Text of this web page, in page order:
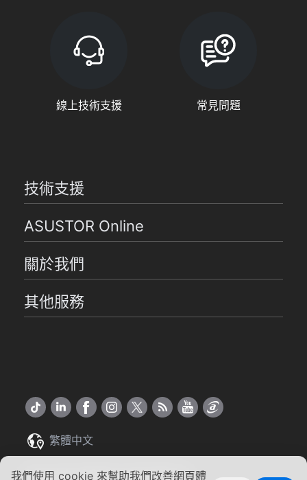
我們使用 cookie 來幫助我們改善網頁體
線上技術支援 常見問題
技術支援
ASUSTOR Online
關於我們
其他服務
繁體中文
Copyright ©2026 ASUSTOR Inc.